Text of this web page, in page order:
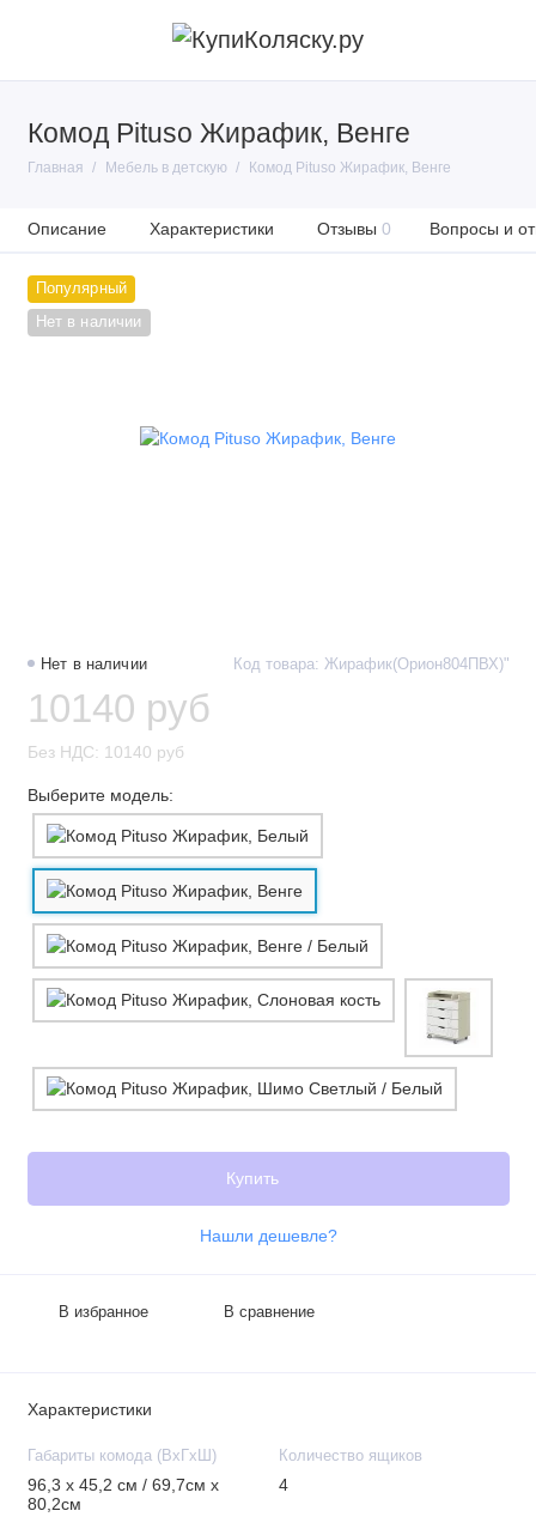
Комод Pituso Жирафик, Венге
Главная Мебель в детскую Комод Pituso Жирафик, Венге
Описание Характеристики Отзывы 0 Вопросы и
Популярный
Нет в наличии
Нет в наличии Код товара: Жирафик(Орион804ПВХ)"
10140 руб
Без НДС: 10140 руб
Выберите модель:
Купить
Нашли дешевле?
В избранное В сравнение
Характеристики
Габариты комода (ВхГхШ)
96,3 х 45,2 см / 69,7см х
80,2см
Количество ящиков
4